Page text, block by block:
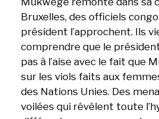
Bruxelles, des officiels
président l’approchent. Ils
comprendre que le président
pas à l’aise avec le fait que
sur les viols faits aux
des Nations Unies. Des
voilées qui révèlent toute